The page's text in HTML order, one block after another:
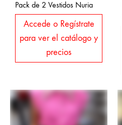
Pack de 2 Vestidos Nuria
Accede o Regístrate
para ver el catálogo y
precios